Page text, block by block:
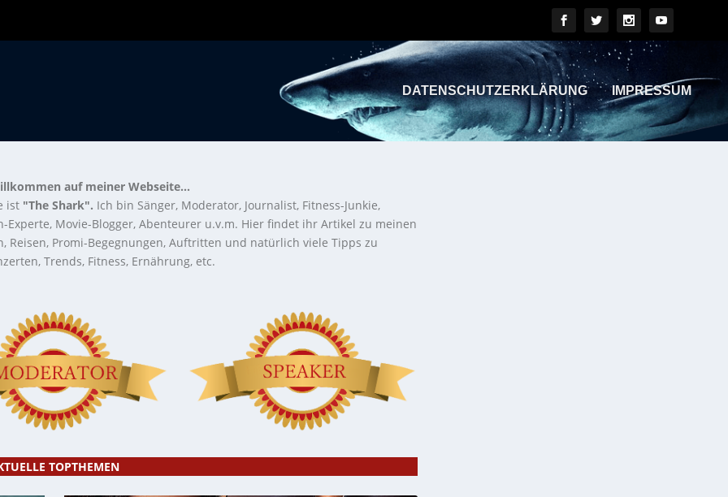
DATENSCHUTZERKLÄRUNG IMPRESSUM
auf meiner Webseite...
ist "The Shark". Ich bin Sänger, Moderator, Journalist, Fitness-Junkie,
Experte, Movie-Blogger, Abenteurer u.v.m. Hier findet ihr Artikel zu meinen
Reisen, Promi-Begegnungen, Auftritten und natürlich viele Tipps zu
Trends, Fitness, Ernährung, etc.
TOPTHEMEN